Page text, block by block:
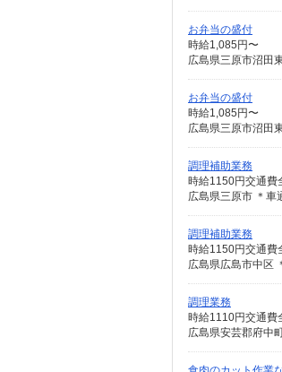
お弁当の盛付
時給1,085円〜
広島県三原市沼田
お弁当の盛付
時給1,085円〜
広島県三原市沼田
調理補助業務
時給1150円交通費
広島県三原市 ＊車
調理補助業務
時給1150円交通費
広島県広島市中区
調理業務
時給1110円交通費
広島県安芸郡府中